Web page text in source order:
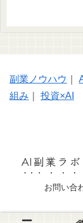
副業ノウハウ
組み
投資×AI
AI副業ラ
お問い合